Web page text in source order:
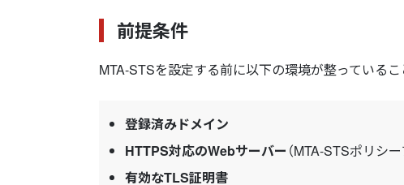
前提条件
MTA-STSを設定する前に以下の環境が整っているこ
登録済みドメイン
HTTPS対応のWebサーバー （MTA-STSポリシ
有効なTLS証明書